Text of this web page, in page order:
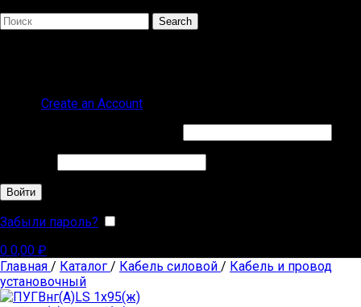
Search
Create an Account
Войти
Забыли пароль?
0 0,00 ₽
Главная / Каталог / Кабель силовой / Кабель и провод
установочный